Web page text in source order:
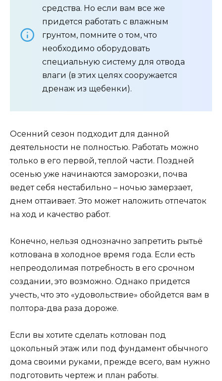
средства. Но если вам все же
придется работать с влажным
грунтом, помните о том, что
необходимо оборудовать
специальную систему для отвода
влаги (в этих целях сооружается
дренаж из щебенки).
Осенний сезон подходит для данной
деятельности не полностью. Работать можно
только в его первой, теплой части. Поздней
осенью уже начинаются заморозки, почва
ведет себя нестабильно – ночью замерзает,
днем оттаивает. Это может наложить отпечаток
на ход и качество работ.
Конечно, нельзя однозначно запретить рытьё
котлована в холодное время года. Если есть
непреодолимая потребность в его срочном
создании, это возможно. Однако придется
учесть, что это «удовольствие» обойдется вам в
полтора-два раза дороже.
Если вы хотите сделать котлован под
цокольный этаж или под фундамент обычного
дома своими руками, прежде всего, вам нужно
подготовить чертеж и план работы.